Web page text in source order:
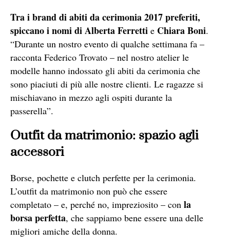
Tra i brand di abiti da cerimonia 2017 preferiti,
spiccano i nomi diAlberta Ferretti e Chiara Boni.
“Durante un nostro evento di qualche settimana fa –
racconta Federico Trovato – nel nostro atelier le
modelle hanno indossato gli abiti da cerimonia che
sono piaciuti di più alle nostre clienti. Le ragazze si
mischiavano in mezzo agli ospiti durante la
passerella”.
Outfit da matrimonio: spazio agli
accessori
Borse, pochette e clutch perfette per la cerimonia.
L’outfit da matrimonio non può che essere
completato – e, perché no, impreziosito – con la
borsa perfetta, che sappiamo bene essere una delle
migliori amiche della donna.